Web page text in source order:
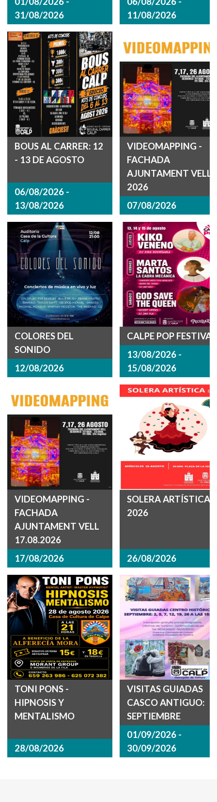
31/08/2026
11/08/2026
BOUS AL CARRER: 12
- 13 DE AGOSTO
06/08/2026 -
13/08/2026
VIDEOMAPPING -
FACHADA
AJUNTAMENT VELL
2026
07/08/2026
COLORES DEL
SONIDO
12/08/2026
CALPE POP FESTIVAL
13/08/2026 -
15/08/2026
VIDEOMAPPING -
FACHADA
AJUNTAMENT VELL
17.08.2026
17/08/2026
SOLERA ARTÍSTICA
2026
26/08/2026
TONI PONS -
HIPNOSIS Y
MENTALISMO
28/08/2026
VISITAS GUIADAS
CASCO ANTIGUO:
SEPTIEMBRE
01/09/2026 -
30/09/2026